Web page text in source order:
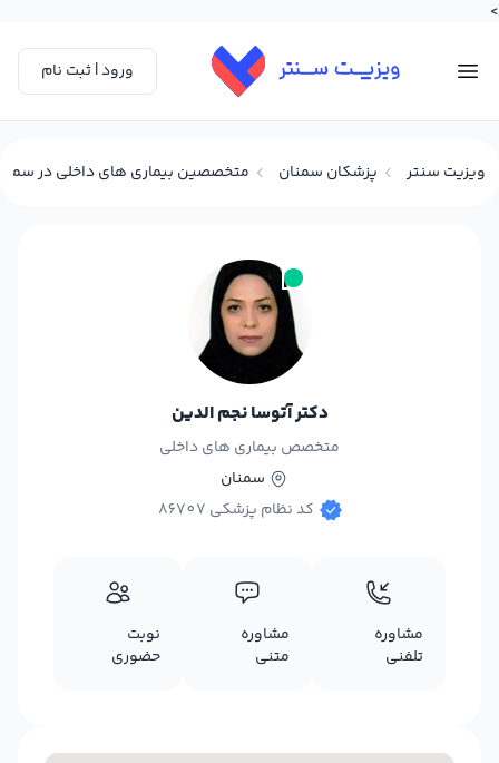
>
ورود | ثبت نام
ویزیت سنتر پزشکان سمنان متخصصین بیماری های داخلی در
دکتر آتوسا نجم الدین
متخصص بیماری های داخلی
سمنان
کد نظام پزشکی 86707
مشاوره
تلفنی
مشاوره
متنی
نوبت
حضوری